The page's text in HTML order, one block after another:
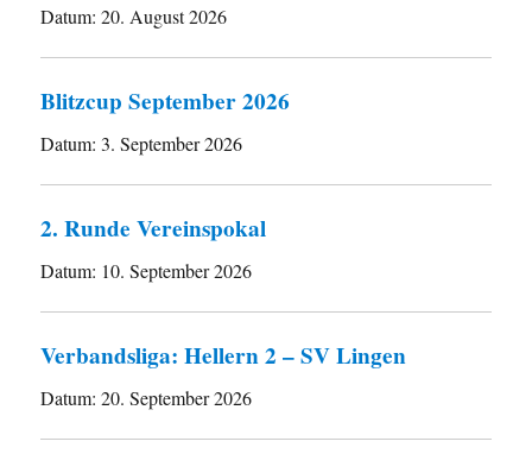
Datum:20. August 2026
Blitzcup September 2026
Datum: 3. September 2026
2. Runde Vereinspokal
Datum: 10. September 2026
Verbandsliga: Hellern 2 – SV Lingen
Datum:20. September 2026